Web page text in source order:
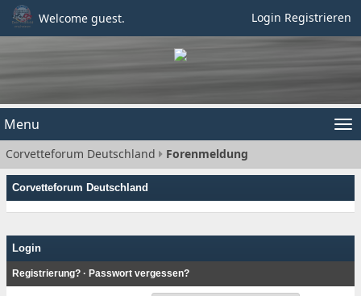
Welcome guest. Login Registrieren
Menu
Corvetteforum Deutschland Forenmeldung
Corvetteforum Deutschland
Login
Registrierung? · Passwort vergessen?